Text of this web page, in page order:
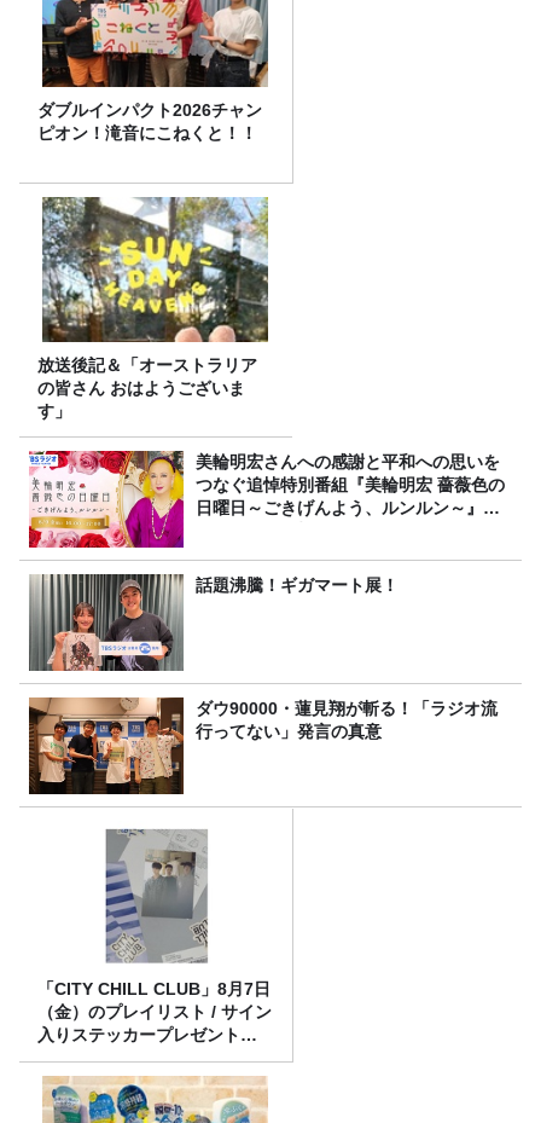
ダブルインパクト2026チャン
ピオン！滝音にこねくと！！
放送後記＆「オーストラリア
の皆さん おはようございま
す」
美輪明宏さんへの感謝と平和への思いを
つなぐ追悼特別番組『美輪明宏 薔薇色の
日曜日～ごきげんよう、ルンルン～』
話題沸騰！ギガマート展！
ダウ90000・蓮見翔が斬る！「ラジオ流
行ってない」発言の真意
「CITY CHILL CLUB」8月7日
（金）のプレイリスト / サイン
入りステッカープレゼント有
り